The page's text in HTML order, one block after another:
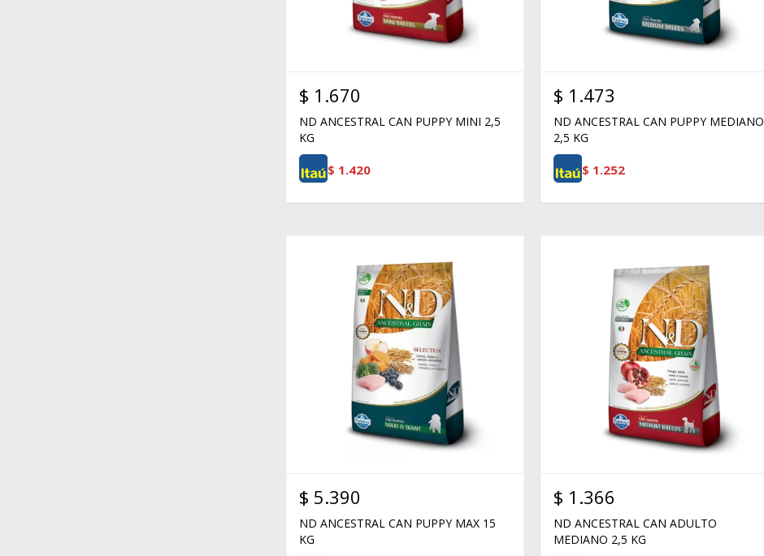
$ 1.670
ND ANCESTRAL CAN PUPPY MINI 2,5
KG
$ 1.420
$ 1.473
ND ANCESTRAL CAN PUPPY MEDIANO
2,5 KG
$ 1.252
$ 5.390
ND ANCESTRAL CAN PUPPY MAX 15
KG
$ 1.366
ND ANCESTRAL CAN ADULTO
MEDIANO 2,5 KG